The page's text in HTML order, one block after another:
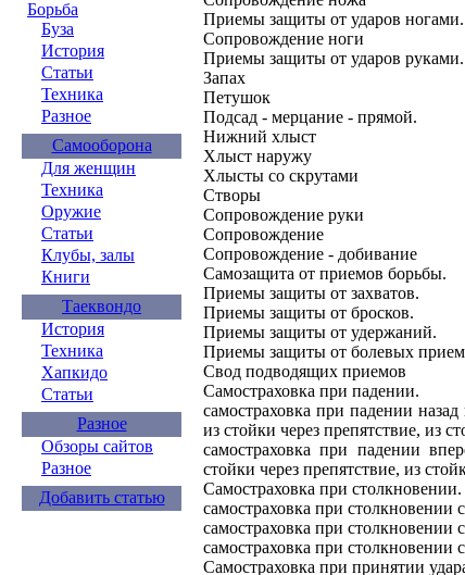
Борьба
Буза
История
Статьи
Техника
Разное
Самооборона
Для женщин
Техника
Оружие
Статьи
Клубы, залы
Книги
Таеквондо
История
Техника
Хапкидо
Статьи
Разное
Обзоры сайтов
Разное
Добавить статью
Приемы защиты от ударов ногами.
Сопровождение ноги
Приемы защиты от ударов руками.
Запах
Петушок
Подсад - мерцание - прямой.
Нижний хлыст
Хлыст наружу
Хлысты со скрутами
Створы
Сопровождение руки
Сопровождение
Сопровождение - добивание
Самозащита от приемов борьбы.
Приемы защиты от захватов.
Приемы защиты от бросков.
Приемы защиты от удержаний.
Приемы защиты от болевых
Свод подводящих приемов
Самостраховка при падении.
самостраховка при падении
из стойки через препятствие, из
самостраховка при падении
стойки через препятствие, из
Самостраховка при столкновении.
самостраховка при
самостраховка при
самостраховка при столкновении
Самостраховка при принятии